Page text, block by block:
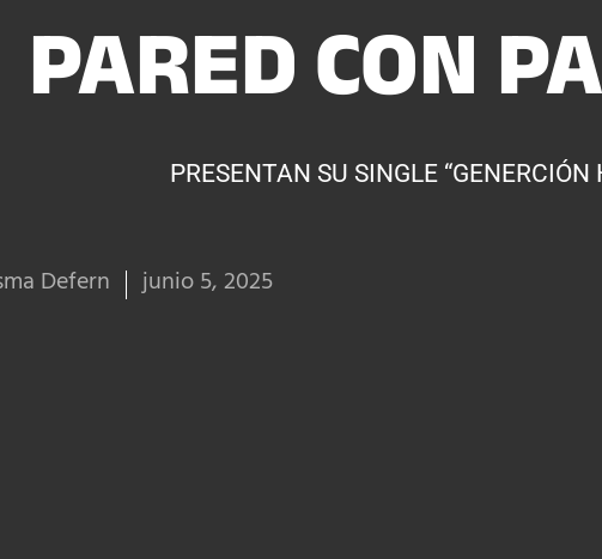
PARED CON
PRESENTAN SU SINGLE “GENERCIÓN
Defern junio 5, 2025